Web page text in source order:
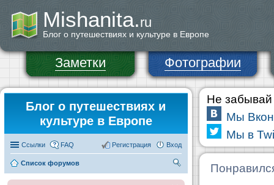
Mishanita.ru
Блог о путешествиях и культуре в Европе
Заметки Фотографии
Блог о путешествиях и
культуре в Европе
Ссылки FAQ Вход
Регистрация
Список форумов
Не забывай
Мы
Мы в